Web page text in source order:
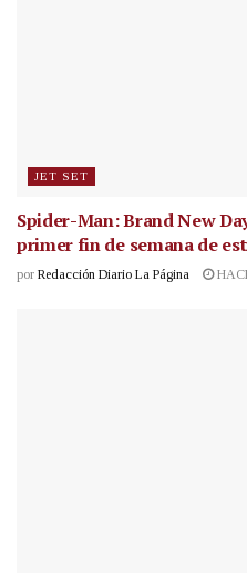
JET SET
Spider-Man: Brand New
primer fin de semana de
por Redacción Diario La Página